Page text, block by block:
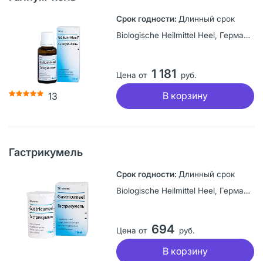
13
Длинный срок
Biologische Heilmittel Heel, Германия
Цена от 1 181 руб.
В корзину
Гастрикумель
Длинный срок
Biologische Heilmittel Heel, Германия
Цена от 694 руб.
В корзину